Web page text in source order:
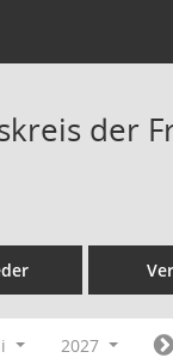
der
2027